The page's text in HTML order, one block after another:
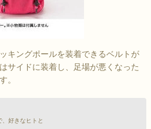
キングポールを装着できるベルトが
サイドに装着し、足場が悪くなった
。
好きなヒトと